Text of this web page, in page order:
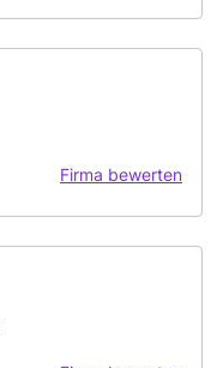
Firma bewerten